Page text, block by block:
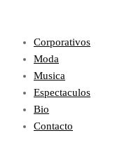
Corporativos
Moda
Musica
Espectaculos
Bio
Contacto